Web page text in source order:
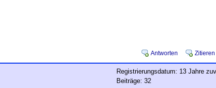
Antworten Zitieren
Registrierungsdatum: 13 Jahre
Beiträge: 32